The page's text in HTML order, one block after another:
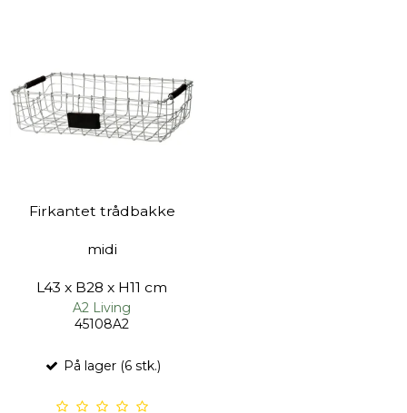
Firkantet trådbakke
midi
L43 x B28 x H11 cm
A2 Living
45108A2
På lager (6 stk.)